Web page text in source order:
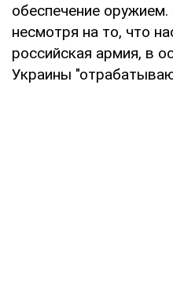
обеспечение
несмотря на то, что
российская армия, в
Украины